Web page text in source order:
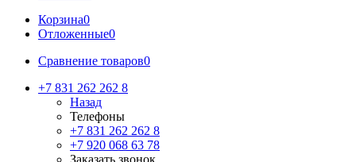
Корзина0
Отложенные0
Сравнение товаров0
+7 831 262 262 8
Назад
Телефоны
+7 831 262 262 8
+7 920 068 63 78
Заказать звонок